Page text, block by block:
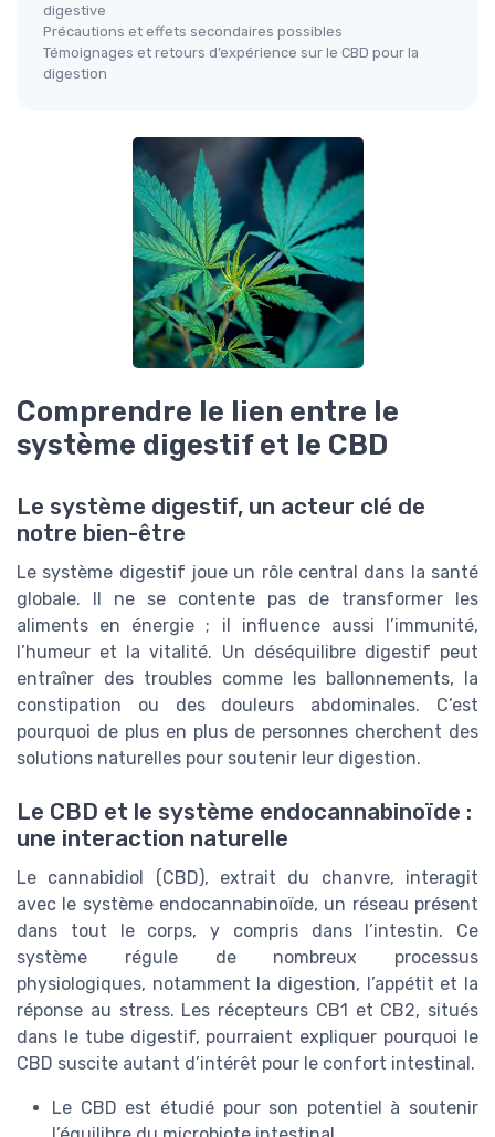
digestive
Précautions et effets secondaires possibles
Témoignages et retours d’expérience sur le CBD pour la
digestion
Comprendre le lien entre le
système digestif et le CBD
Le système digestif, un acteur clé de
notre bien-être
Le système digestif joue un rôle central dans la santé
globale. Il ne se contente pas de transformer les
aliments en énergie ; il influence aussi l’immunité,
l’humeur et la vitalité. Un déséquilibre digestif peut
entraîner des troubles comme les ballonnements, la
constipation ou des douleurs abdominales. C’est
pourquoi de plus en plus de personnes cherchent des
solutions naturelles pour soutenir leur digestion.
Le CBD et le système endocannabinoïde :
une interaction naturelle
Le cannabidiol (CBD), extrait du chanvre, interagit
avec le système endocannabinoïde, un réseau présent
dans tout le corps, y compris dans l’intestin. Ce
système régule de nombreux processus
physiologiques, notamment la digestion, l’appétit et la
réponse au stress. Les récepteurs CB1 et CB2, situés
dans le tube digestif, pourraient expliquer pourquoi le
CBD suscite autant d’intérêt pour le confort intestinal.
Le CBD est étudié pour son potentiel à soutenir